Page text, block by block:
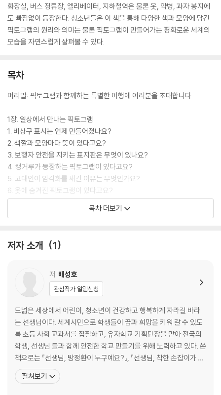
화장실, 버스 정류장, 엘리베이터, 지하철역은 물론 옷, 약병, 과자 봉지에
도 빠짐없이 등장한다. 청소년들은 이 책을 통해 다양한 색과 모양에 담긴
픽토그램의 원리와 의미는 물론 픽토그램이 만들어가는 평화로운 세계의
모습을 자연스럽게 살펴볼 수 있다.
목차
머리말: 픽토그램과 함께하는 특별한 여행에 여러분을 초대합니다
1장. 일상에서 만나는 픽토그램
1. 비상구 표시는 언제 만들어졌나요?
2. 색깔과 모양마다 뜻이 있다고요?
3. 보행자 안전을 지키는 표지판은 무엇이 있나요?
4. 캥거루가 등장하는 픽토그램이 있다고요?
5. 고대인이 암각화를 새긴 이유는 무엇인가요?
6. 옷에 숨겨진 픽토그램이 있다고요?
7. 종량제 봉투가 새롭게 바뀌고 있다고요?
2. 재난에 대비한 주거 시설은 왜 필요한가요?
4. 일터의 안전과 노동자의 건강은 어떻게 지키나요?
5. 엘리베이터마다 고유한 식별 번호가 있다고요?
6. 에스컬레이터에서 주의할 점은 무엇인가요?
7. 비상 사다리와 수문 경고 표시는 무슨 뜻인가요?
8. 왜 어린이 손이 닿지 않는 곳에 보관해야 하나요?
3장. 평화를 만들어 가요
1. 독일 신호등이 유명해진 이유는 무엇인가요?
2. 적십자 표시는 왜 스위스 국기와 비슷한가요?
3. 안내견과 반려견의 차이는 무엇인가요?
목차 더보기
저자 소개 1
저 배성호
관심작가 알림신청
드넓은 세상에서 어린이, 청소년이 건강하고 행복하게 자라길 바라
는 선생님이다. 세계시민으로 학생들이 꿈과 희망을 키워 갈 수 있도
록 초등 사회 교과서를 집필하고, 유자학교 기획단장을 맡아 전국의
학생, 선생님 들과 함께 안전한 학교 만들기를 위해 노력하고 있다. 쓴
책으로는 『선생님, 방정환이 누구예요?』, 『선생님, 착한 손잡이가 뭐
예요?』, 『선생님, 코로나19가 뭐예요?』, 『선생님, 평화가 뭐예요?』,
『꿈을 담은 교문』 등이 있으며, 함께 쓴 책으로 『미래 세대를 위한 과
펼쳐보기